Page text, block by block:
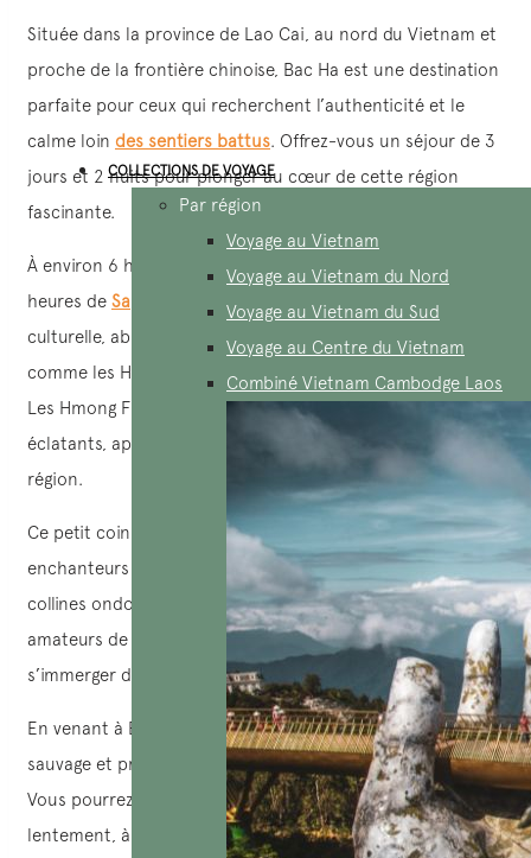
COLLECTIONS DE VOYAGE
Par région
Voyage au Vietnam
Voyage au Vietnam du Nord
Voyage au Vietnam du Sud
Voyage au Centre du Vietnam
Combiné Vietnam Cambodge Laos
Située dans la province de Lao Cai, au nord du Vietnam et
proche de la frontière chinoise, Bac Ha est une destination
parfaite pour ceux qui recherchent l’authenticité et le
calme loin des sentiers battus. Offrez-vous un séjour de 3
jours et 2 nuits pour plonger au cœur de cette région
fascinante.
À environ 6 heures de route de Hanoï et seulement 3
heures de Sapa
, Bac Ha se distingue par sa richesse
culturelle, abritant des communautés ethniques variées
comme les Hmong Fleuris, les Phù Lá, les Tày et les Nùng.
Les Hmong Fleuris, avec leurs vêtements traditionnels
éclatants, apportent une touche unique et colorée à cette
région.
Ce petit coin de paradis est entouré de paysages
enchanteurs : rizières en terrasses, vallées verdoyantes et
collines ondoyantes. C’est une destination rêvée pour les
amateurs de trekking et pour ceux qui souhaitent
s’immerger dans la culture locale.
En venant à Bac Ha, vous découvrirez une atmosphère
sauvage et préservée, où les véhicules sont peu nombreux.
Vous pourrez savourer le plaisir de découvrir la région
lentement, à moto ou à vélo ou à pied, à votre rythme.